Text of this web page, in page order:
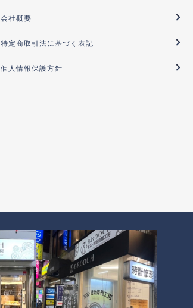
会社概要
特定商取引法に基づく表記
個人情報保護方針